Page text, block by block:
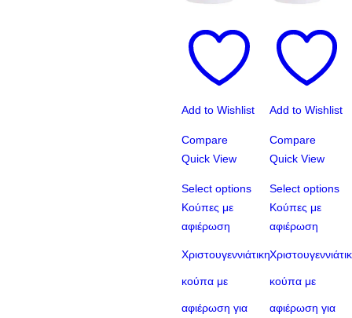
Add to Wishlist
Compare
Quick View
Select options
Κούπες με
αφιέρωση
Χριστουγεννιάτικη
κούπα με
αφιέρωση για
Add to Wishlist
Compare
Quick View
Select options
Κούπες με
αφιέρωση
κούπα με
αφιέρωση για